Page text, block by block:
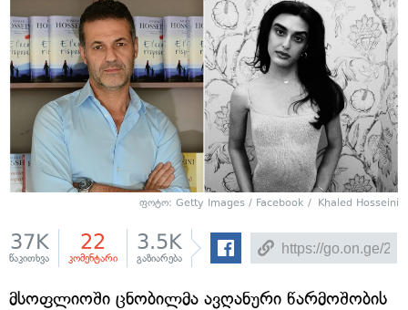
ფოტო: Getty Images / Facebook / Khaled Hosseini
37K
წაკითხვა
22
კომენტარი
3.5K
გაზიარება
მსოფლიოში ცნობილმა ავღანური წარმოშობის